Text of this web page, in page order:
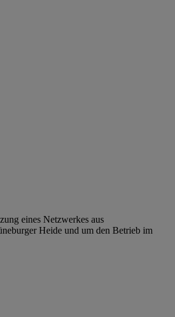
eines Netzwerkes aus
Heide und um den Betrieb im